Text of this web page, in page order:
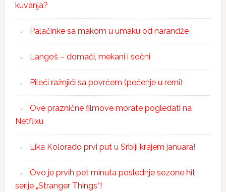
kuvanja?
Palačinke sa makom u umaku od narandže
Langoš – domaći, mekani i sočni
Pileći ražnjići sa povrćem (pečenje u rerni)
Ove praznične filmove morate pogledati na
Netflixu
Lika Kolorado prvi put u Srbiji krajem januara!
Ovo je prvih pet minuta poslednje sezone hit
serije „Stranger Things“!